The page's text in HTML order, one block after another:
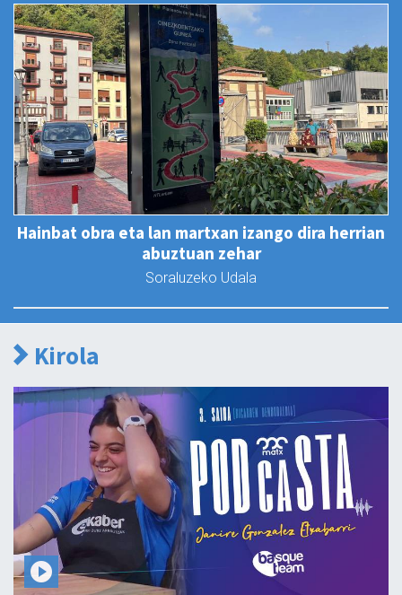
Hainbat obra eta lan martxan izango dira herrian
abuztuan zehar
Soraluzeko Udala
Kirola